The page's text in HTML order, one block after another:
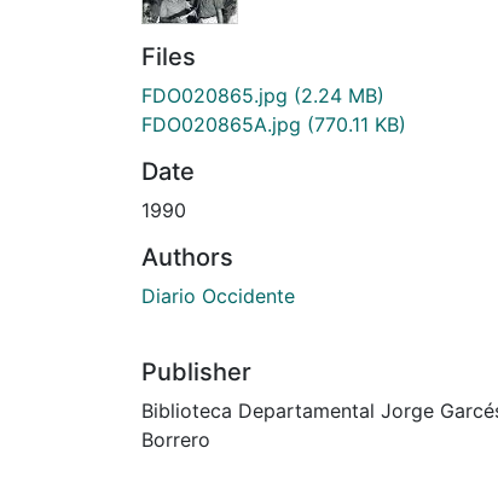
Files
FDO020865.jpg (2.24 MB)
FDO020865A.jpg (770.11 KB)
Date
1990
Authors
Diario Occidente
Publisher
Biblioteca Departamental Jorge
Borrero